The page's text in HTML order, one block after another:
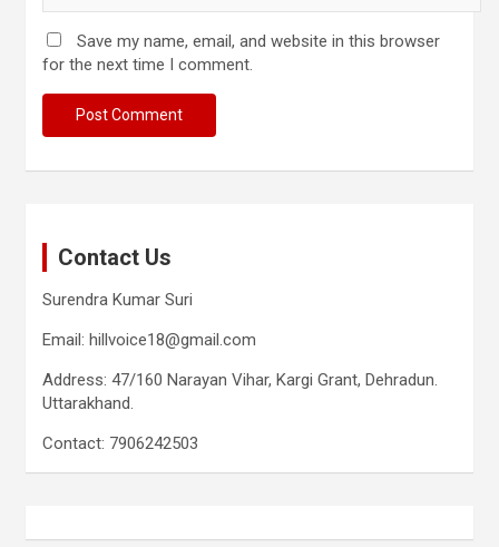
Save my name, email, and website in this browser
for the next time I comment.
Contact Us
Surendra Kumar Suri
Email: hillvoice18@gmail.com
Address: 47/160 Narayan Vihar, Kargi Grant, Dehradun.
Uttarakhand.
Contact: 7906242503